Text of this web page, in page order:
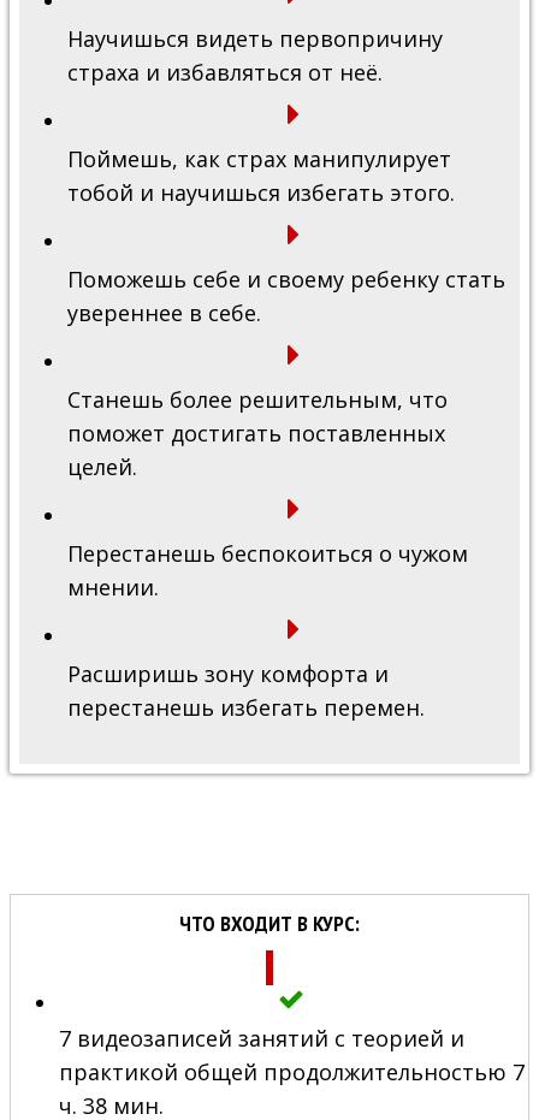
Научишься видеть первопричину
страха и избавляться от неё.
Поймешь, как страх манипулирует
тобой и научишься избегать этого.
Поможешь себе и своему ребенку стать
увереннее в себе.
Станешь более решительным, что
поможет достигать поставленных
целей.
Перестанешь беспокоиться о чужом
мнении.
Расширишь зону комфорта и
перестанешь избегать перемен.
ЧТО ВХОДИТ В КУРС:
7 видеозаписей занятий с теорией и
практикой общей продолжительностью 7
ч. 38 мин.